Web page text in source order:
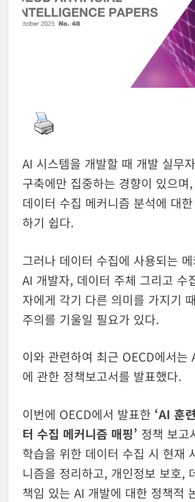
AI 시스템을 개발할 때 개발 실무
구축에만 집중하는 경향이 있으며
데이터 수집 메커니즘 분석에 대
하기 쉽다.
그러나 데이터 수집에 사용되는
AI 개발자, 데이터 주체 그리고 수
자에게 각기 다른 의미를 가지기
주의를 기울일 필요가 있다.
이와 관련하여 최근 OECD에서는
에 관한 정책보고서를 발표했다.
이번에 OECD에서 발표한 ‘AI 훈
터 수집 메커니즘 매핑’ 정책 보고
학습을 위한 데이터 수집 시 현재
니즘을 정리하고, 개인정보 보호,
책임 있는 AI 개발에 대한 정책적